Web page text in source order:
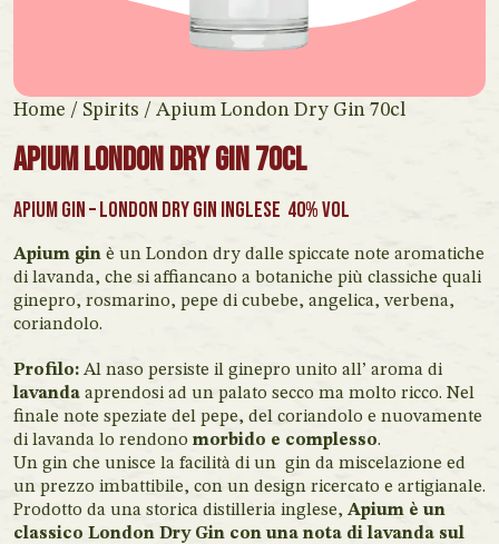
Home / Spirits / Apium London Dry Gin 70cl
Apium London Dry Gin 70cl
Apium Gin – London Dry Gin Inglese 40% vol
Apium gin è un London dry dalle spiccate note aromatiche
di lavanda, che si affiancano a botaniche più classiche quali
ginepro, rosmarino, pepe di cubebe, angelica, verbena,
coriandolo.
Profilo: Al naso persiste il ginepro unito all’ aroma di
lavanda aprendosi ad un palato secco ma molto ricco. Nel
finale note speziate del pepe, del coriandolo e nuovamente
di lavanda lo rendono morbido e complesso.
Un gin che unisce la facilità di un gin da miscelazione ed
un prezzo imbattibile, con un design ricercato e artigianale.
Prodotto da una storica distilleria inglese, Apium è un
classico London Dry Gin con una nota di lavanda sul